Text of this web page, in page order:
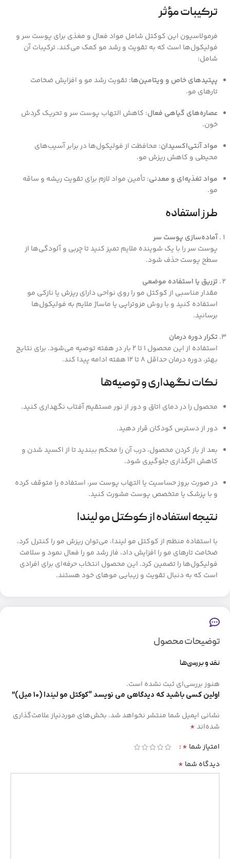
ترکیبات مؤثر
فرمولاسیون این کوکتل شامل مواد فعال و مغذی برای پوست سر و
فولیکول‌ها است که به تقویت و رشد مو کمک می‌کند. ترکیبات آن
شامل:
پپتیدهای خاص و ویتامین‌ها: تقویت رشد مو و افزایش ضخامت
تارهای مو.
عصاره‌های گیاهی فعال: کاهش التهاب پوست سر و تحریک گردش
خون.
مواد آنتی‌اکسیدان: محافظت از فولیکول‌ها در برابر آسیب‌های
محیطی و کاهش ریزش مو.
مواد تغذیه‌ای و معدنی: تأمین مواد لازم برای تقویت ریشه و ساقه
مو.
طرز استفاده
آماده‌سازی پوست سر
پوست سر را با یک شوینده ملایم تمیز کنید تا چربی و آلودگی‌ها از
سطح پوست حذف شود.
تزریق یا استفاده موضعی
مقدار مناسبی از کوکتل مو را روی نواحی دارای ریزش یا نازکی مو
استفاده کنید و با روش مزوتراپی یا ماساژ ملایم به فولیکول‌ها
برسانید.
تکرار دوره درمان
استفاده از این محصول ۱ تا ۲ بار در هفته توصیه می‌شود. برای نتایج
بهتر، دوره درمان حداقل ۸ تا ۱۲ هفته ادامه پیدا کند.
نکات نگهداری و توصیه‌ها
محصول را در دمای اتاق و دور از نور مستقیم آفتاب نگهداری کنید.
دور از دسترس کودکان قرار دهید.
بعد از باز کردن محصول، درب آن را محکم ببندید تا از اکسید شدن و
کاهش اثرگذاری جلوگیری شود.
در صورت بروز حساسیت یا التهاب پوست سر، استفاده را متوقف کرده
و با پزشک یا متخصص پوست مشورت کنید.
نتیجه استفاده از کوکتل مو لیندا
با استفاده منظم از کوکتل مو لیندا، می‌توان ریزش مو را کنترل کرد،
ضخامت تارهای مو را افزایش داد، فاز رشد مو را فعال نمود و سلامت
فولیکول‌ها را تضمین کرد. این محصول انتخاب حرفه‌ای برای افرادی
است که به دنبال تقویت و زیبایی موهای خود هستند.
توضیحات محصول
نقد و بررسی‌ها
هنوز بررسی‌ای ثبت نشده است.
اولین کسی باشید که دیدگاهی می نویسد “کوکتل مو لیندا (10 میل)”
نشانی ایمیل شما منتشر نخواهد شد. بخش‌های موردنیاز علامت‌گذاری
شده‌اند*
امتیاز شما *
دیدگاه شما *